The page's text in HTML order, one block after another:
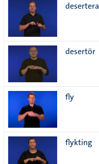
desertera
desertör
fly
flykting